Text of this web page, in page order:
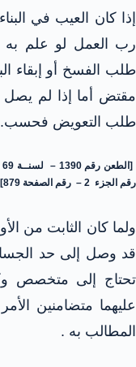
إذا كان العيب في
رب العمل لو علم به
طلب الفسخ أو إبقاء
مقتض أما إذا لم يصل
طلب التعويض فحسب.
رقم الجزء 2 – رقم الصفحة 879]
ولما كان الثابت من
قد وصل إلى حد
تحتاج إلى متخصص
عليهما متضامنين
المطالب به .